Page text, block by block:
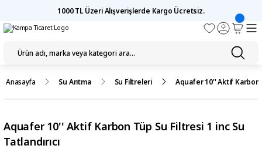
1000 TL Üzeri Alışverişlerde Kargo Ücretsiz.
Anasayfa Su Arıtma Su Filtreleri Aquafer 10'' Aktif Karbon
Aquafer 10'' Aktif Karbon Tüp Su Filtresi 1 inc Su
Tatlandırıcı